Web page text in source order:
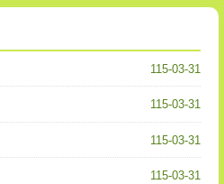
115-03-31
115-03-31
115-03-31
115-03-31